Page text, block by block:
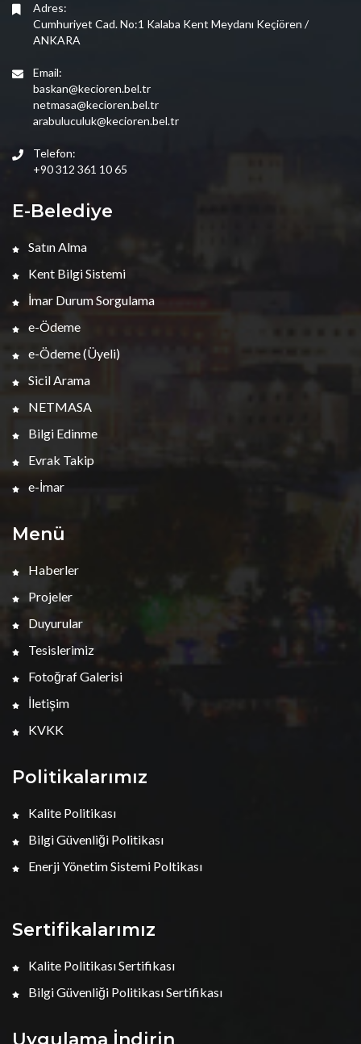
Adres:
Cumhuriyet Cad. No:1 Kalaba Kent Meydanı Keçiören /
ANKARA
Email:
baskan@kecioren.bel.tr
netmasa@kecioren.bel.tr
arabuluculuk@kecioren.bel.tr
Telefon:
+90 312 361 10 65
E-Belediye
Satın Alma
Kent Bilgi Sistemi
İmar Durum Sorgulama
e-Ödeme
e-Ödeme (Üyeli)
Sicil Arama
NETMASA
Bilgi Edinme
Evrak Takip
e-İmar
Menü
Haberler
Projeler
Duyurular
Tesislerimiz
Fotoğraf Galerisi
İletişim
KVKK
Politikalarımız
Kalite Politikası
Bilgi Güvenliği Politikası
Enerji Yönetim Sistemi Poltikası
Sertifikalarımız
Kalite Politikası Sertifikası
Bilgi Güvenliği Politikası Sertifikası
Uygulama İndirin